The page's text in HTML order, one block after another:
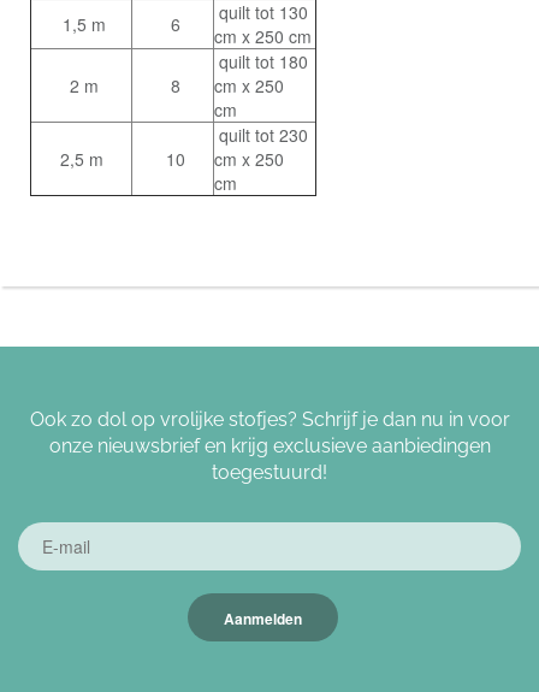
1,5 m
6
quilt tot 130
cm x 250 cm
2 m 8
quilt tot 180
cm x 250
cm
2,5 m 10
quilt tot 230
cm x 250
cm
Ook zo dol op vrolijke stofjes? Schrijf je dan nu in voor
onze nieuwsbrief en krijg exclusieve aanbiedingen
toegestuurd!
Aanmelden